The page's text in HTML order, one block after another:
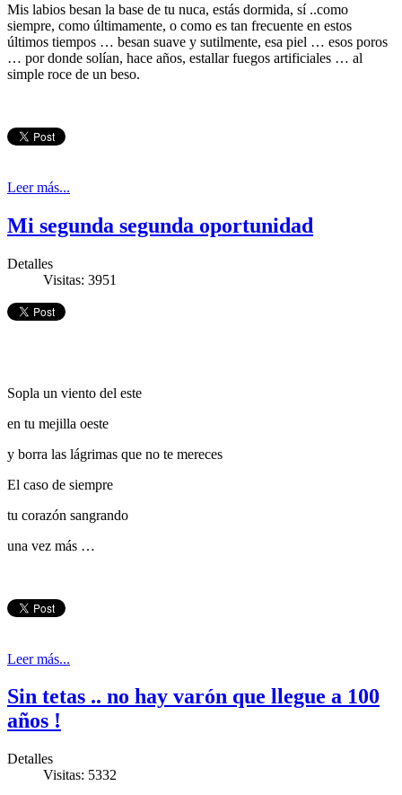
Mis labios besan la base de tu nuca, estás dormida, sí ..como
siempre, como últimamente, o como es tan frecuente en estos
últimos tiempos … besan suave y sutilmente, esa piel … esos poros
… por donde solían, hace años, estallar fuegos artificiales … al
simple roce de un beso.
Leer más...
Mi segunda segunda oportunidad
Detalles
Visitas: 3951
Sopla un viento del este
en tu mejilla oeste
y borra las lágrimas que no te mereces
El caso de siempre
tu corazón sangrando
una vez más …
Leer más...
Sin tetas .. no hay varón que llegue a 100
años !
Detalles
Visitas: 5332